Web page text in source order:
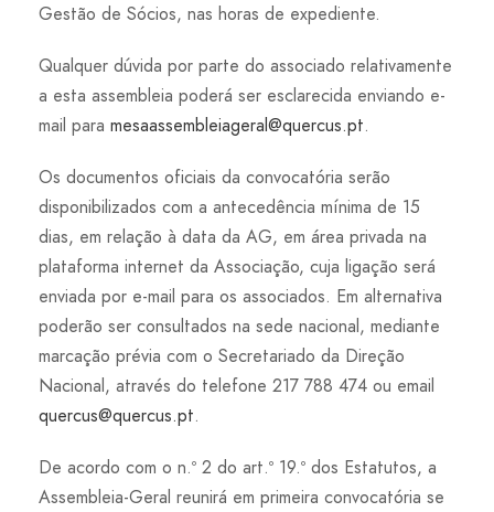
Gestão de Sócios, nas horas de expediente.
Qualquer dúvida por parte do associado relativamente
a esta assembleia poderá ser esclarecida enviando e-
mail para mesaassembleiageral@quercus.pt.
Os documentos oficiais da convocatória serão
disponibilizados com a antecedência mínima de 15
dias, em relação à data da AG, em área privada na
plataforma internet da Associação, cuja ligação será
enviada por e-mail para os associados. Em alternativa
poderão ser consultados na sede nacional, mediante
marcação prévia com o Secretariado da Direção
Nacional, através do telefone 217 788 474 ou email
quercus@quercus.pt.
De acordo com o n.º 2 do art.º 19.º dos Estatutos, a
Assembleia-Geral reunirá em primeira convocatória se